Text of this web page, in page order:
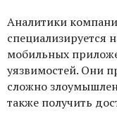
Аналитики
специализируется
мобильных
уязвимостей. Они
сложно
также получить